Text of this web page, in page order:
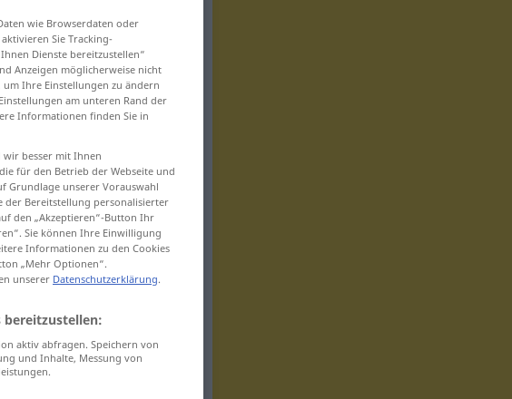
wie Browserdaten oder
Sie Tracking-
Dienste bereitzustellen“
Anzeigen möglicherweise nicht
Ihre Einstellungen zu ändern
am unteren Rand der
Informationen finden Sie in
wir besser mit Ihnen
für den Betrieb der Webseite und
Grundlage unserer Vorauswahl
der Bereitstellung personalisierter
den „Akzeptieren“-Button Ihr
Sie können Ihre Einwilligung
Informationen zu den Cookies
„Mehr Optionen“.
unserer Datenschutzerklärung.
bereitzustellen:
aktiv abfragen. Speichern von
und Inhalte, Messung von